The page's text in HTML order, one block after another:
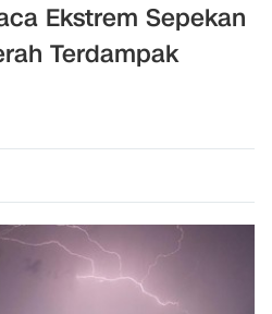
Ekstrem Sepekan
Terdampak